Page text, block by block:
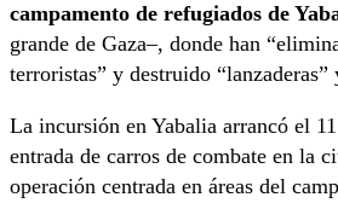
campamento de refugiados de
grande de Gaza–, donde han
terroristas” y destruido “lanzaderas”
La incursión en Yabalia arrancó el
entrada de carros de combate en la
operación centrada en áreas del